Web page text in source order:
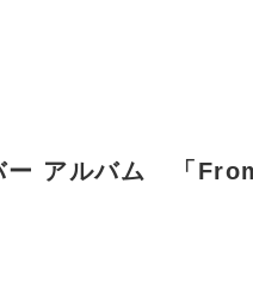
ー アルバム 「